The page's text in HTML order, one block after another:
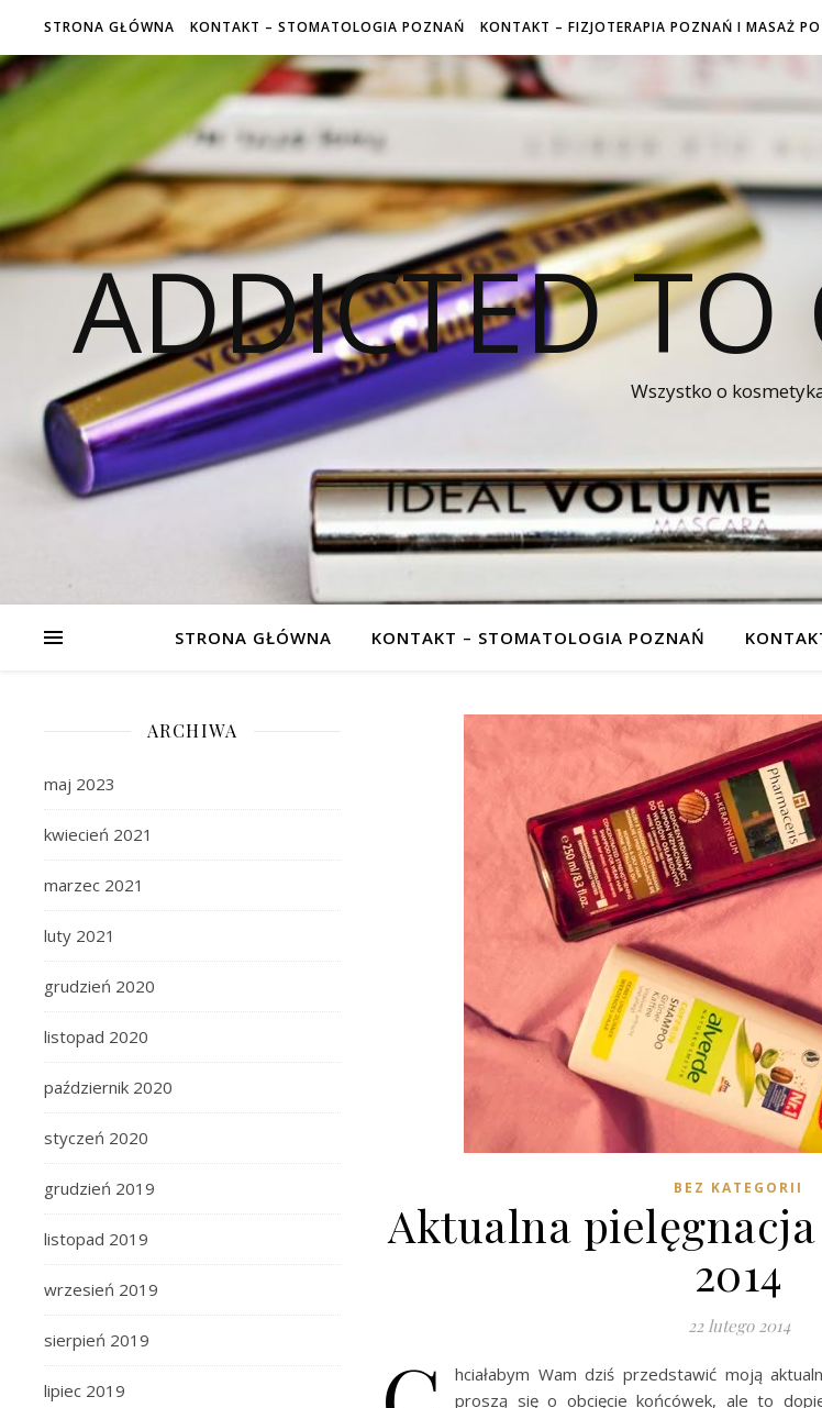
STRONA GŁÓWNA KONTAKT – STOMATOLOGIA POZNAŃ KONTAKT – FIZJOTERAPIA POZNAŃ I MASAŻ
ADDICTED TO
Wszystko o
STRONA GŁÓWNA KONTAKT – STOMATOLOGIA POZNAŃ
ARCHIWA
maj 2023
kwiecień 2021
marzec 2021
luty 2021
grudzień 2020
listopad 2020
październik 2020
styczeń 2020
grudzień 2019
listopad 2019
wrzesień 2019
sierpień 2019
lipiec 2019
BEZ KATEGORII
Aktualna
2014
22 lutego 2014
hciałabym Wam dziś przedstawić moją
proszą się o obcięcie końcówek, ale to